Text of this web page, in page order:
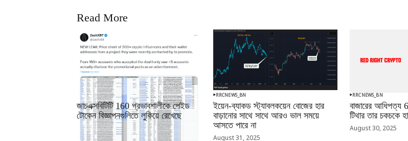
Read More
RRCNEWS_BN
জাচএক্সবিটিটি 160 প্রভাবশালীকে পেইড
টোকেন বিজ্ঞাপনগুলিতে লুকিয়ে রেখেছে
September 01, 2025
RRCNEWS_BN
ইয়েন-ব্যাকড স্ট্যাবলকয়েন বোজের হার
বাড়ানোর সাথে সাথে আরও ভাল সময়ে
আসতে পারে না
August 31, 2025
RRCNEWS_BN
বাজারের আধিপত্য
টিথার তার চকচকে
August 30, 2025